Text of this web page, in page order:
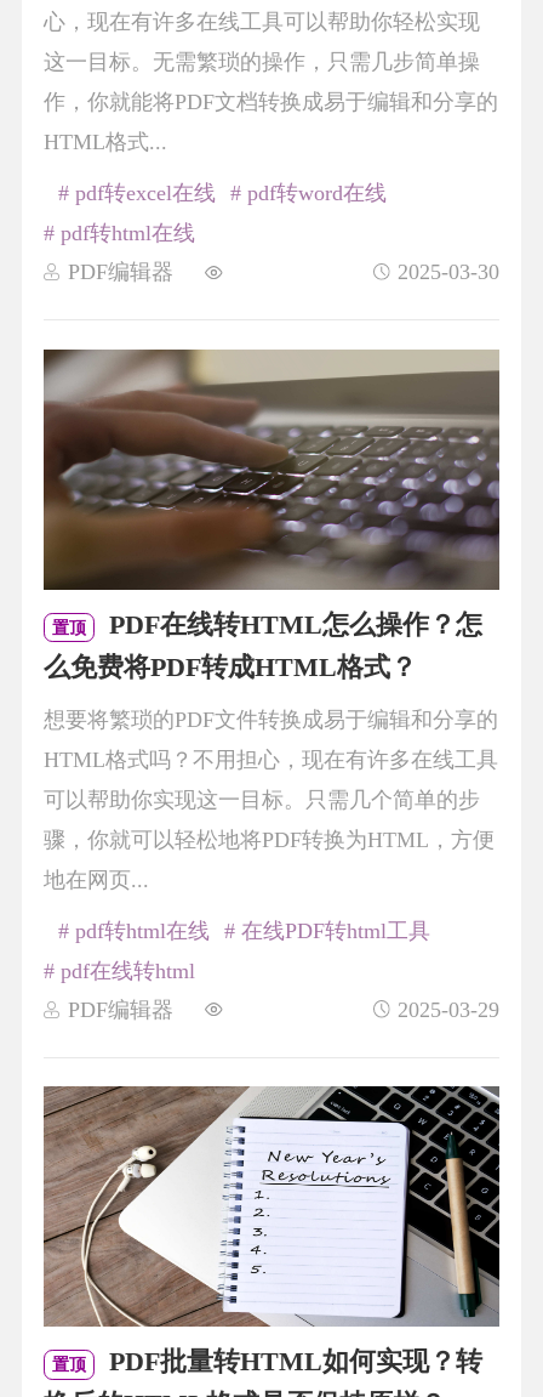
心，现在有许多在线工具可以帮助你轻松实现
这一目标。无需繁琐的操作，只需几步简单操
作，你就能将PDF文档转换成易于编辑和分享的
HTML格式...
PDF编辑器 2025-03-30
# pdf转excel在线
# pdf转word在线
# pdf转html在线
置顶
PDF在线转HTML怎么操作？怎
么免费将PDF转成HTML格式？
想要将繁琐的PDF文件转换成易于编辑和分享的
HTML格式吗？不用担心，现在有许多在线工具
可以帮助你实现这一目标。只需几个简单的步
骤，你就可以轻松地将PDF转换为HTML，方便
地在网页...
PDF编辑器 2025-03-29
# pdf转html在线
# 在线PDF转html工具
# pdf在线转html
置顶
PDF批量转HTML如何实现？转